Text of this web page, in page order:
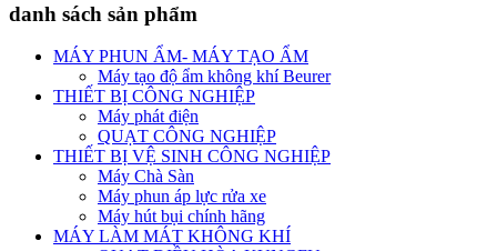
danh sách sản phẩm
MÁY PHUN ẨM- MÁY TẠO ẨM
Máy tạo độ ẩm không khí Beurer
THIẾT BỊ CÔNG NGHIỆP
Máy phát điện
QUẠT CÔNG NGHIỆP
THIẾT BỊ VỆ SINH CÔNG NGHIỆP
Máy Chà Sàn
Máy phun áp lực rửa xe
Máy hút bụi chính hãng
MÁY LÀM MÁT KHÔNG KHÍ